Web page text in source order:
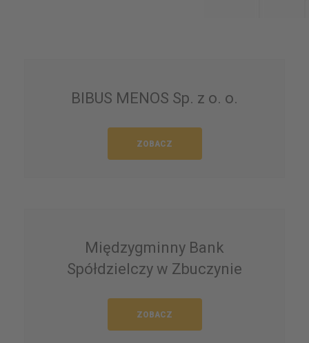
BIBUS MENOS Sp. z o. o.
ZOBACZ
Międzygminny Bank
Spółdzielczy w Zbuczynie
ZOBACZ